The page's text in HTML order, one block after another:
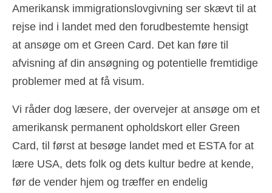
Amerikansk immigrationslovgivning ser skævt til at
rejse ind i landet med den forudbestemte hensigt
at ansøge om et Green Card. Det kan føre til
afvisning af din ansøgning og potentielle fremtidige
problemer med at få visum.
Vi råder dog læsere, der overvejer at ansøge om et
amerikansk permanent opholdskort eller Green
Card, til først at besøge landet med et ESTA for at
lære USA, dets folk og dets kultur bedre at kende,
før de vender hjem og træffer en endelig